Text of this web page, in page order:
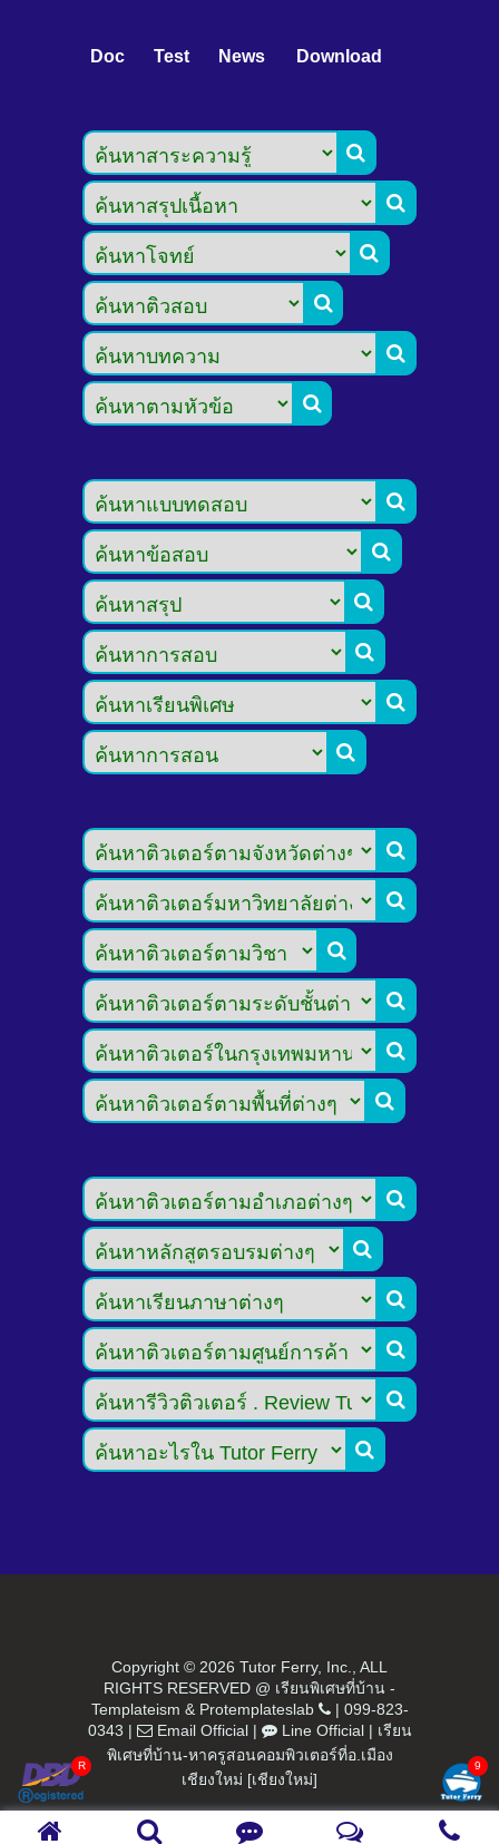
Doc Test News Download
























Copyright © 2026 Tutor Ferry, Inc., ALL
RIGHTS RESERVED @ เรียนพิเศษที่บ้าน -
Templateism & Protemplateslab | 099-823-
0343 | Email Official| Line Official| เรียน
พิเศษที่บ้าน-หาครูสอนคอมพิวเตอร์ที่อ.เมือง
เชียงใหม่ [เชียงใหม่]